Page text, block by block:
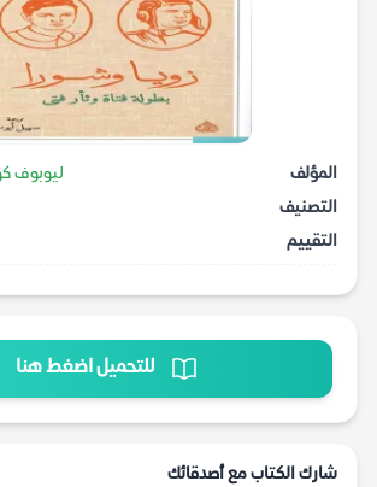
المؤلف
ليوبوف
التصنيف
التقييم
للتحميل اضغط هنا
شارك الكتاب مع أصدقائك